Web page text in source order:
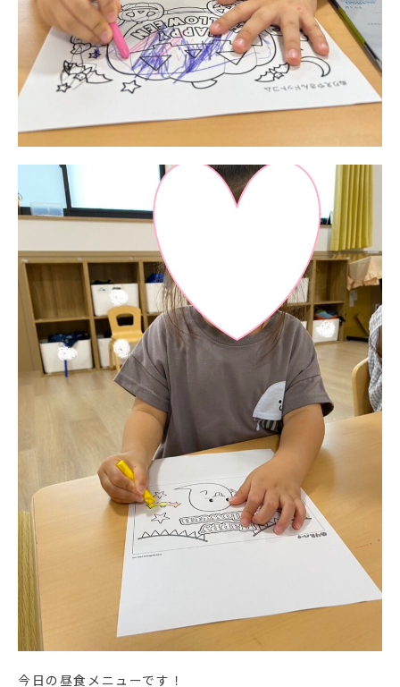
今日の昼食メニューです！